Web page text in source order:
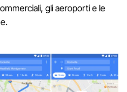
gli aeroporti e le